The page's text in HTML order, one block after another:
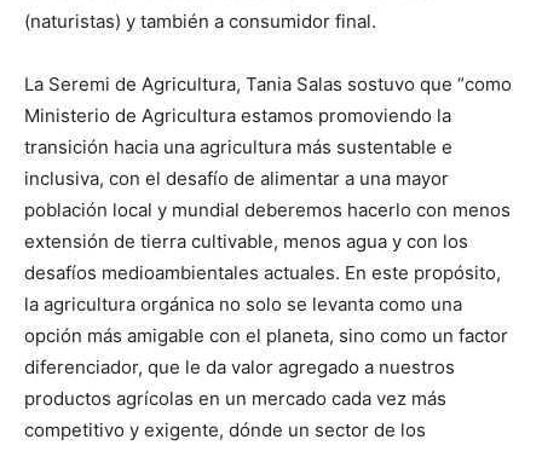
(naturistas) y también a consumidor final.
La Seremi de Agricultura, Tania Salas sostuvo que “como
Ministerio de Agricultura estamos promoviendo la
transición hacia una agricultura más sustentable e
inclusiva, con el desafío de alimentar a una mayor
población local y mundial deberemos hacerlo con menos
extensión de tierra cultivable, menos agua y con los
desafíos medioambientales actuales. En este propósito,
la agricultura orgánica no solo se levanta como una
opción más amigable con el planeta, sino como un factor
diferenciador, que le da valor agregado a nuestros
productos agrícolas en un mercado cada vez más
competitivo y exigente, dónde un sector de los